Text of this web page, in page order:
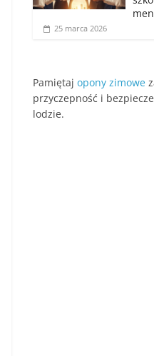
25 marca 2026
Pamiętaj opony zimowe
przyczepność i
lodzie.